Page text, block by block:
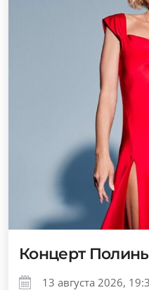
Концерт
13 августа 2026,